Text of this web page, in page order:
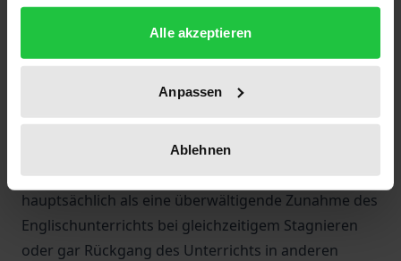
gesammelt haben.
Alle akzeptieren
Anpassen
Ablehnen
weitere Frage, die im Hinblick auf politische
dank EU-initiierter (und EU-finanzierter)
Programme, allen voran Lingua und Erasmus –
Diese pauschale Zunahme entpuppt sich jedoch
hauptsächlich als eine überwältigende Zunahme des
Englischunterrichts bei gleichzeitigem Stagnieren
oder gar Rückgang des Unterrichts in anderen